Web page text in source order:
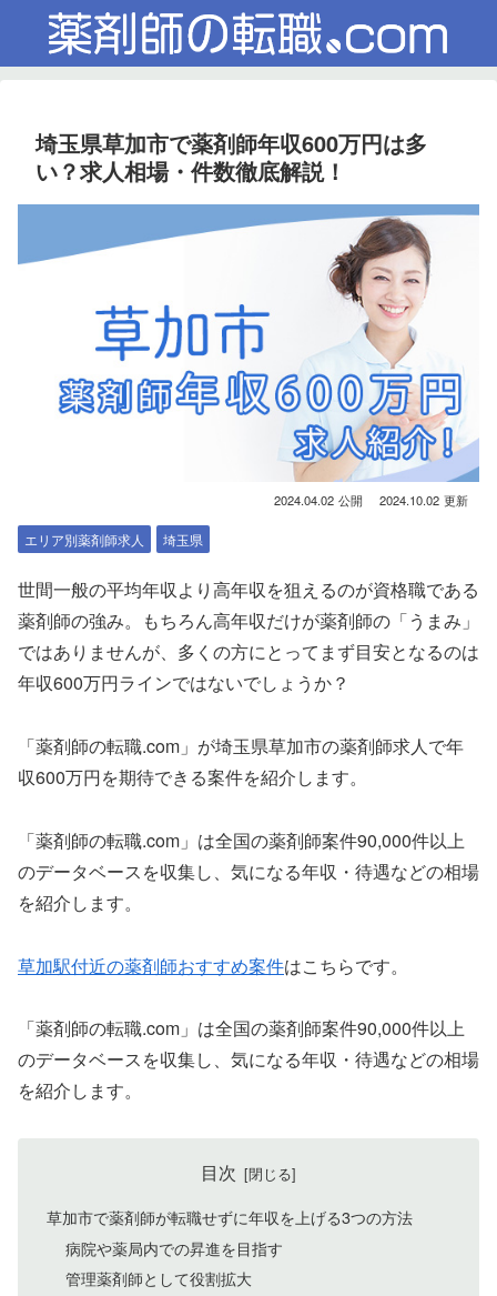
埼玉県草加市で薬剤師年収600万円は多
い？求人相場・件数徹底解説！
2024.04.02 2024.10.02
エリア別薬剤師求人 埼玉県
世間一般の平均年収より高年収を狙えるのが資格職である
薬剤師の強み。もちろん高年収だけが薬剤師の「うまみ」
ではありませんが、多くの方にとってまず目安となるのは
年収600万円ラインではないでしょうか？
「薬剤師の転職.com」が埼玉県草加市の薬剤師求人で年
収600万円を期待できる案件を紹介します。
「薬剤師の転職.com」は全国の薬剤師案件90,000件以上
のデータベースを収集し、気になる年収・待遇などの相場
を紹介します。
草加駅付近の薬剤師おすすめ案件はこちらです。
「薬剤師の転職.com」は全国の薬剤師案件90,000件以上
のデータベースを収集し、気になる年収・待遇などの相場
を紹介します。
目次
草加市で薬剤師が転職せずに年収を上げる3つの方法
病院や薬局内での昇進を目指す
管理薬剤師として役割拡大